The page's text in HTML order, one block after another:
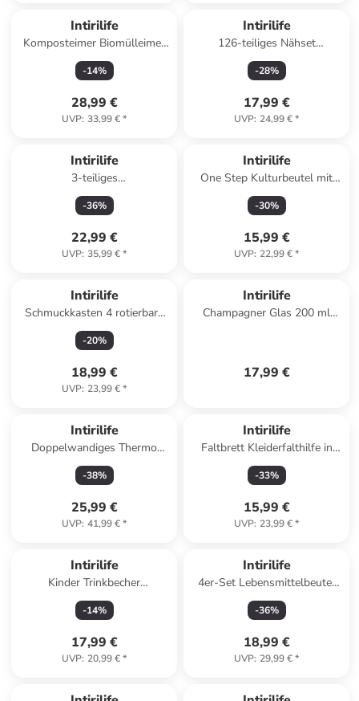
Intirilife
Komposteimer Biomülleimer
in Weiß
-14%
28,99 €
UVP: 33,99 €*
Intirilife
126-teiliges Nähset
Nähzubehör in Schwarz
-28%
17,99 €
UVP: 24,99 €*
Intirilife
3-teiliges
Aufbewahrungskorb Set Deko
Organizer in Rosa
-36%
22,99 €
UVP: 35,99 €*
Intirilife
One Step Kulturbeutel mit
Kordel in GRÜN ROSA
FLAMINGO
-30%
15,99 €
UVP: 22,99 €*
Intirilife
Schmuckkasten 4 rotierbare
Ebenen Schatulle Etui
Kästchen 10 x 11 cm in Weiß
-20%
18,99 €
UVP: 23,99 €*
Intirilife
Champagner Glas 200 ml
17,99 €
Intirilife
Doppelwandiges Thermo
Gläser Set Teeglas Kaffeeglas
in 5x 400 - 500ml in KLAR
-38%
25,99 €
UVP: 41,99 €*
Intirilife
Faltbrett Kleiderfalthilfe in
Weiß
-33%
15,99 €
UVP: 23,99 €*
Intirilife
Kinder Trinkbecher
transparent mit Deckel in Wal
Design
-14%
17,99 €
UVP: 20,99 €*
Intirilife
4er-Set Lebensmittelbeutel
1L in Transparent
-36%
18,99 €
UVP: 29,99 €*